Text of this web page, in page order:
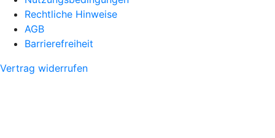
Rechtliche Hinweise
AGB
Barrierefreiheit
Vertrag widerrufen